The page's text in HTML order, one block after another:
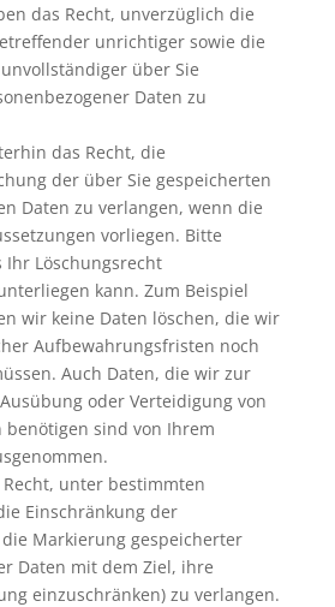
das Recht, unverzüglich die
unrichtiger sowie die
über Sie
Daten zu
das Recht, die
der über Sie gespeicherten
Daten zu verlangen, wenn die
vorliegen. Bitte
Ihr Löschungsrecht
kann. Zum Beispiel
wir keine Daten löschen, die wir
Aufbewahrungsfristen noch
Auch Daten, die wir zur
oder Verteidigung von
benötigen sind von Ihrem
unter bestimmten
Einschränkung der
Markierung gespeicherter
Daten mit dem Ziel, ihre
einzuschränken) zu verlangen.